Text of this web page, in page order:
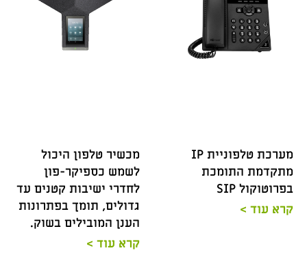
מערכת טלפוניית IP
מתקדמת התומכת
בפרוטוקול SIP
קרא עוד >
מכשיר טלפון היכול
לשמש כספיקר-פון
לחדרי ישיבות קטנים עד
גדולים, תומך בפתרונות
הענן המובילים בשוק.
קרא עוד >